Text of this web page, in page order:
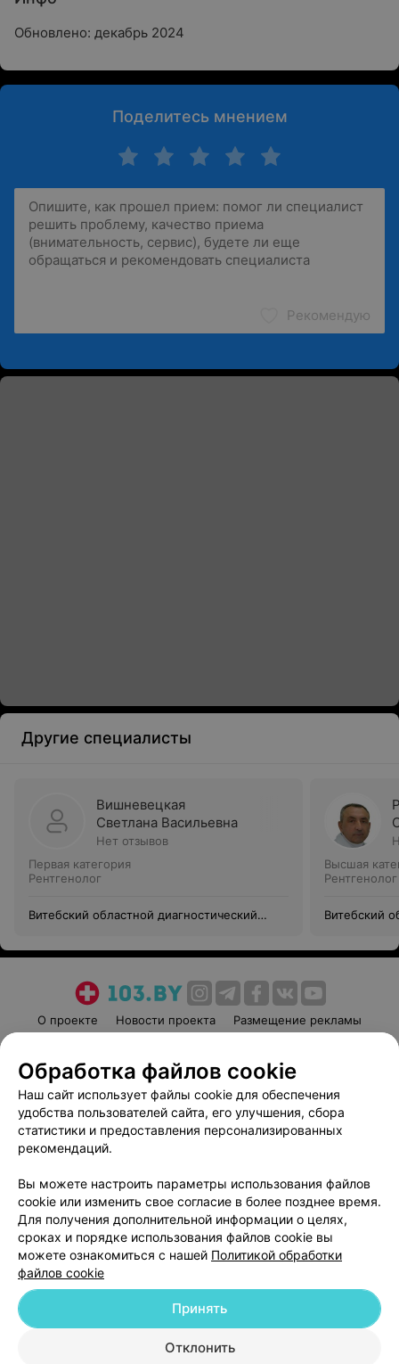
Обновлено: декабрь 2024
Поделитесь мнением
Рекомендую
Другие специалисты
Вишневецкая
Светлана Васильевна
Нет отзывов
Первая категория
Рентгенолог
Витебский областной диагностический
Высшая
Рентгенолог
Витебский
О проекте Новости проекта
Размещение рекламы
Пользовательское соглашение
Способы оплаты
Вакансии
Партнеры
Написать руководителю 103.by
Обработка персональных данных
© 2026 ООО «Артокс Лаб», УНП 191700409
| 220012, Республика Беларусь,
Обработка файлов cookie
Наш сайт использует файлы cookie для обеспечения
удобства пользователей сайта, его улучшения, сбора
статистики и предоставления персонализированных
рекомендаций.
Вы можете настроить параметры использования файлов
cookie или изменить свое согласие в более позднее время.
Для получения дополнительной информации о целях,
сроках и порядке использования файлов cookie вы
можете ознакомиться с нашей Политикой обработки
файлов cookie
Отклонить
Принять